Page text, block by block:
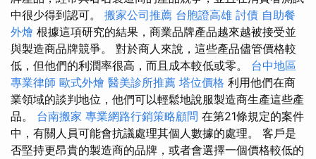
中很少得到認可。 搬家公司推薦 台胞證高雄 討債 自助餐
外燴 根據這項研究的結果，商業品牌產品越來越被接受並
與製造商品牌競爭。 對於商人來說，這些產品儘管價格較
低，但他們的利潤率很高，而且成本較低或零。 台中地區
專業律師 歐式外燴 醫美診所推薦 塔位價格 利用他們在商
業領域的談判地位，他們可以輕鬆地說服製造商生產這些產
品。 台南搬家 專業網路行銷策略顧問 在第21條規定的案件
中，有關人員可能會抗議處理其個人數據的處理。 客戶是
否堅持更昂貴的製造商的品牌，或者會選擇一個價格較低的